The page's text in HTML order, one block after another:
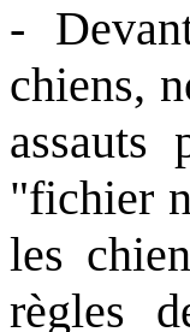
-
chiens,
"fichier
les
règles